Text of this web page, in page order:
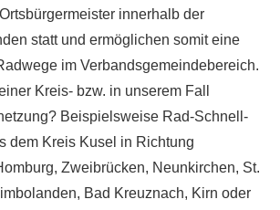
innerhalb der
statt und ermöglichen somit eine
im Verbandsgemeindebereich.
Kreis- bzw. in unserem Fall
Beispielsweise Rad-Schnell-
dem Kreis Kusel in Richtung
Zweibrücken, Neunkirchen, St.
Bad Kreuznach, Kirn oder